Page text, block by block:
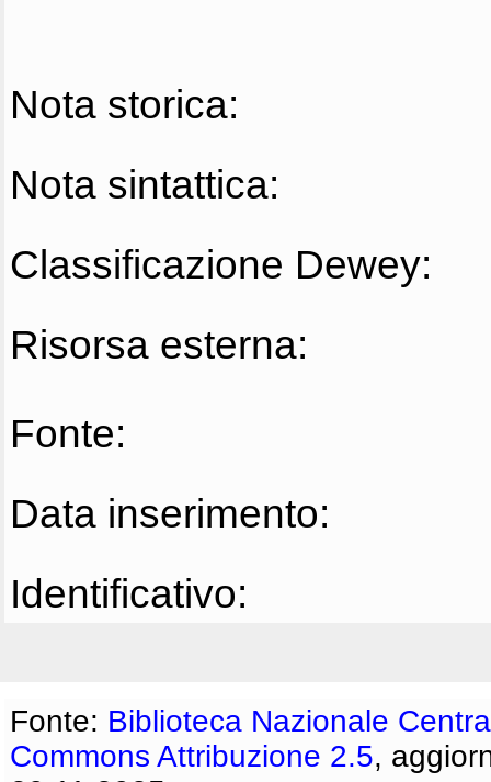
Nota storica:
Nota sintattica:
Classificazione Dewey:
Risorsa esterna:
Fonte:
Data inserimento:
Identificativo:
Fonte: Biblioteca Nazionale
Commons Attribuzione 2.5,